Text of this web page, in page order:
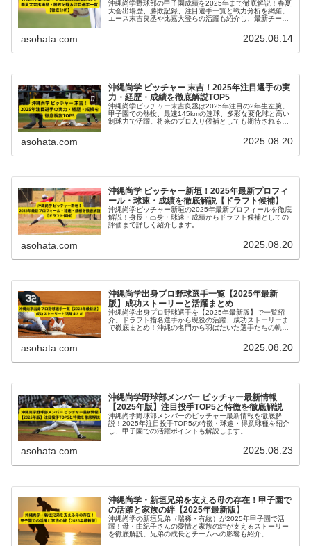
沖縄尚学野球部の甲子園成績を2025年まで徹底解説！春夏
大会出場歴、勝敗記録、注目選手一覧と戦力分析を網羅。
エース末吉良丞や比嘉大登らの活躍も紹介し、最新チーム
asohata.com 2025.08.14
沖縄尚学 ピッチャー 末吉！2025年注目選手の実
力・経歴・成績を徹底解説TOP5
沖縄尚学ピッチャー末吉良丞は2025年注目の2年生左腕。
甲子園での熱投、最速145kmの速球、多彩な変化球と高い
制球力で活躍。将来のプロ入り候補としても期待されるエ
asohata.com 2025.08.20
沖縄尚学 ピッチャー新垣！2025年最新プロフィ
ール・球速・成績を徹底解説【ドラフト候補】
沖縄尚学ピッチャー新垣の2025年最新プロフィールを徹底
解説！身長・出身・球速・成績からドラフト候補としての
評価まで詳しく紹介します。
asohata.com 2025.08.20
沖縄尚学出身プロ野球選手一覧【2025年最新
版】成功ストーリーと活躍まとめ
沖縄尚学出身プロ野球選手を【2025年最新版】で一覧紹
介。ドラフト指名選手から現役の活躍、成功ストーリーま
で徹底まとめ！沖縄の名門から羽ばたいた選手たちの軌跡
asohata.com 2025.08.20
沖縄尚学野球部メンバー ピッチャー最新情報
【2025年版】注目投手TOP5と特徴を徹底解説
沖縄尚学野球部メンバーのピッチャー最新情報を徹底解
説！2025年注目投手TOP5の特徴・球速・得意球種を紹介
し、甲子園での活躍ポイントも解説します。
asohata.com 2025.08.23
沖縄尚学・新垣兄弟を支える母の存在！甲子園で
の活躍と家族の絆【2025年最新版】
沖縄尚学の新垣兄弟（瑞稀・有絃）が2025年甲子園で活
躍！母・由紀子さんの愛情と家族の絆が支えるストーリー
を徹底解説。兄弟の成長とチームへの影響も紹介。